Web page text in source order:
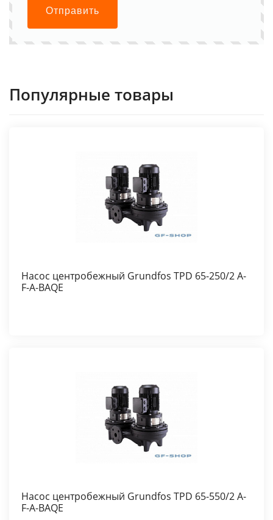
Отправить
Популярные товары
Насос центробежный Grundfos TPD 65-250/2 A-
F-A-BAQE
Насос центробежный Grundfos TPD 65-550/2 A-
F-A-BAQE